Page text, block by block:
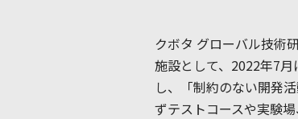
クボタ グローバル技術
施設として、2022年7
し、「制約のない開発
ずテストコースや実験